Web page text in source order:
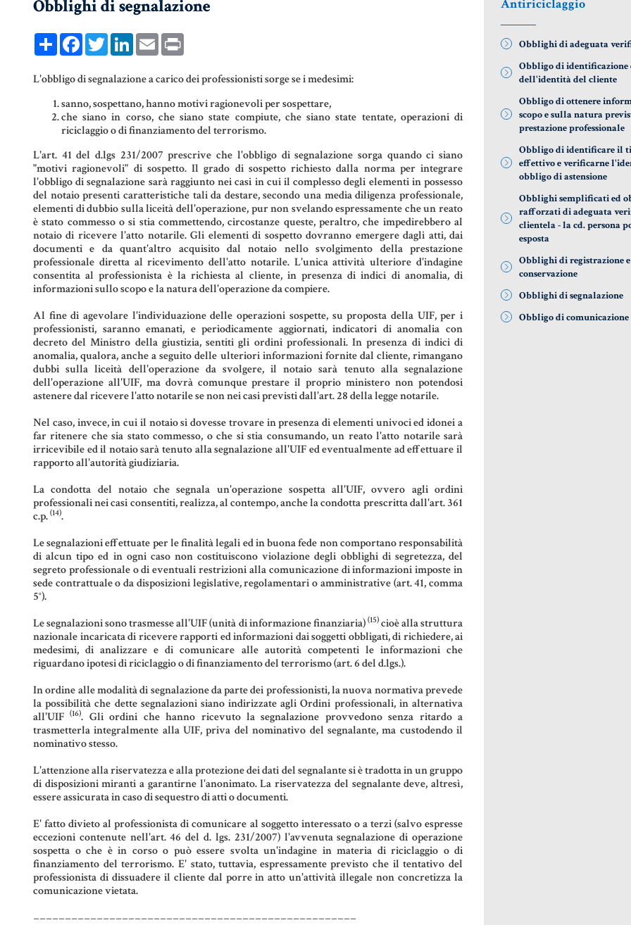
COMPRAVENDITA
MUTUO
RENT TO BUY
PERSONE &
EREDITÀ &
TESTAMENTO
TESTAMENTO DI
VITA
FIDUCIARIO
TUTELA DEL
PATRIMONIO
AZIENDA &
DI RETE
ENTI NO-
PROFIT
LEASING
LE
Obblighi di segnalazione
ShareFacebookTwitterLinkedInEmail
L'obbligo di segnalazione a carico dei professionisti sorge se i medesimi:
sanno, sospettano, hanno motivi ragionevoli per sospettare,
che siano in corso, che siano state compiute, che siano state tentate, operazioni di
riciclaggio o di finanziamento del terrorismo.
L'art. 41 del d.lgs 231/2007 prescrive che l'obbligo di segnalazione sorga quando ci siano
"motivi ragionevoli" di sospetto. Il grado di sospetto richiesto dalla norma per integrare
l'obbligo di segnalazione sarà raggiunto nei casi in cui il complesso degli elementi in possesso
del notaio presenti caratteristiche tali da destare, secondo una media diligenza professionale,
elementi di dubbio sulla liceità dell'operazione, pur non svelando espressamente che un reato
è stato commesso o si stia commettendo, circostanze queste, peraltro, che impedirebbero al
notaio di ricevere l'atto notarile. Gli elementi di sospetto dovranno emergere dagli atti, dai
documenti e da quant'altro acquisito dal notaio nello svolgimento della prestazione
professionale diretta al ricevimento dell'atto notarile. L'unica attività ulteriore d'indagine
consentita al professionista è la richiesta al cliente, in presenza di indici di anomalia, di
informazioni sullo scopo e la natura dell'operazione da compiere.
Al fine di agevolare l'individuazione delle operazioni sospette, su proposta della UIF, per i
professionisti, saranno emanati, e periodicamente aggiornati, indicatori di anomalia con
decreto del Ministro della giustizia, sentiti gli ordini professionali. In presenza di indici di
anomalia, qualora, anche a seguito delle ulteriori informazioni fornite dal cliente, rimangano
dubbi sulla liceità dell'operazione da svolgere, il notaio sarà tenuto alla segnalazione
dell'operazione all'UIF, ma dovrà comunque prestare il proprio ministero non potendosi
astenere dal ricevere l'atto notarile se non nei casi previsti dall'art. 28 della legge notarile.
Nel caso, invece, in cui il notaio si dovesse trovare in presenza di elementi univoci ed idonei a
far ritenere che sia stato commesso, o che si stia consumando, un reato l'atto notarile sarà
irricevibile ed il notaio sarà tenuto alla segnalazione all'UIF ed eventualmente ad effettuare il
rapporto all'autorità giudiziaria.
La condotta del notaio che segnala un'operazione sospetta all'UIF, ovvero agli ordini
professionali nei casi consentiti, realizza, al contempo, anche la condotta prescritta dall'art. 361
c.p. (14).
Le segnalazioni effettuate per le finalità legali ed in buona fede non comportano responsabilità
di alcun tipo ed in ogni caso non costituiscono violazione degli obblighi di segretezza, del
segreto professionale o di eventuali restrizioni alla comunicazione di informazioni imposte in
sede contrattuale o da disposizioni legislative, regolamentari o amministrative (art. 41, comma
5°).
Le segnalazioni sono trasmesse all'UIF (unità di informazione finanziaria) (15)cioè alla struttura
nazionale incaricata di ricevere rapporti ed informazioni dai soggetti obbligati, di richiedere, ai
medesimi, di analizzare e di comunicare alle autorità competenti le informazioni che
riguardano ipotesi di riciclaggio o di finanziamento del terrorismo (art. 6 del d.lgs.).
In ordine alle modalità di segnalazione da parte dei professionisti, la nuova normativa prevede
la possibilità che dette segnalazioni siano indirizzate agli Ordini professionali, in alternativa
all'UIF(16). Gli ordini che hanno ricevuto la segnalazione provvedono senza ritardo a
trasmetterla integralmente alla UIF, priva del nominativo del segnalante, ma custodendo il
nominativo stesso.
L'attenzione alla riservatezza e alla protezione dei dati del segnalante si è tradotta in un gruppo
di disposizioni miranti a garantirne l'anonimato. La riservatezza del segnalante deve, altresì,
essere assicurata in caso di sequestro di atti o documenti.
E' fatto divieto al professionista di comunicare al soggetto interessato o a terzi (salvo espresse
eccezioni contenute nell'art. 46 del d. lgs. 231/2007) l'avvenuta segnalazione di operazione
sospetta o che è in corso o può essere svolta un'indagine in materia di riciclaggio o di
finanziamento del terrorismo. E' stato, tuttavia, espressamente previsto che il tentativo del
professionista di dissuadere il cliente dal porre in atto un'attività illegale non concretizza la
comunicazione vietata.
___________________________________________________
Antiriciclaggio
Obblighi di adeguata
Obbligo di identificazione
dell'identità del cliente
Obbligo di ottenere
scopo e sulla natura
prestazione professionale
Obbligo di identificare il
effettivo e verificarne
obbligo di astensione
Obblighi semplificati ed
rafforzati di adeguata
clientela - la cd. persona
esposta
Obblighi di registrazione e
conservazione
Obblighi di segnalazione
Obbligo di comunicazione